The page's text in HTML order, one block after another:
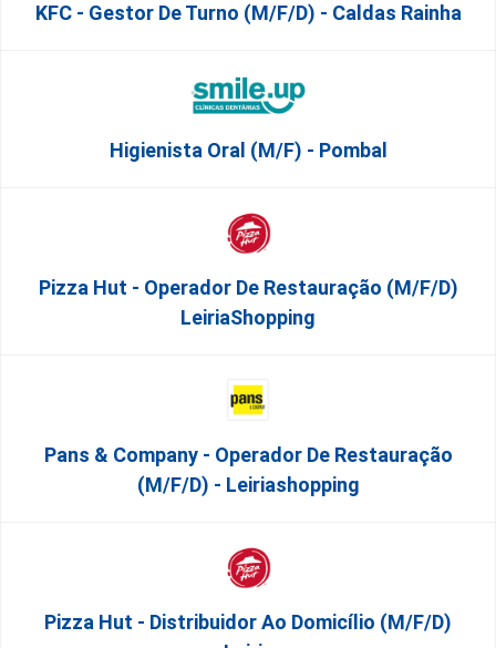
KFC - Gestor De Turno (m/f/d) - Caldas Rainha
Higienista Oral (M/F) - Pombal
Pizza Hut - Operador De Restauração (m/f/d)
LeiriaShopping
Pans & Company - Operador De Restauração
(m/f/d) - Leiriashopping
Pizza Hut - Distribuidor Ao Domicílio (m/f/d)